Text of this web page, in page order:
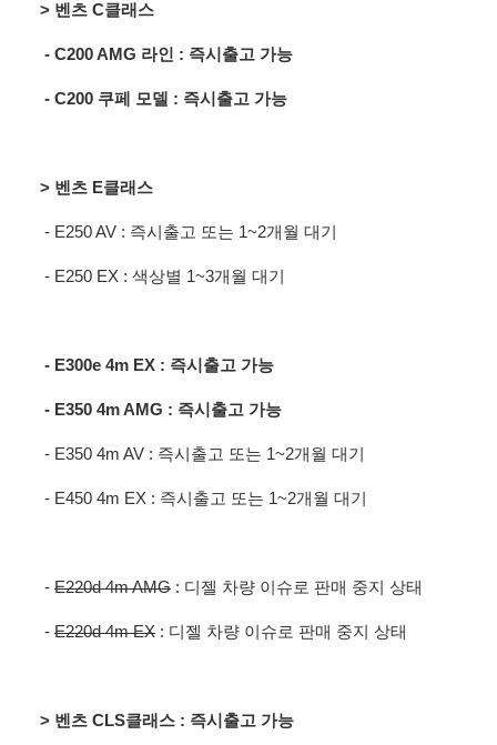
> 벤츠 C클래스
- C200 AMG 라인 : 즉시출고 가능
- C200 쿠페 모델 : 즉시출고 가능
> 벤츠 E클래스
- E250 AV : 즉시출고 또는 1~2개월 대기
- E250 EX : 색상별 1~3개월 대기
- E300e 4m EX : 즉시출고 가능
- E350 4m AMG : 즉시출고 가능
- E350 4m AV : 즉시출고 또는 1~2개월 대기
- E450 4m EX : 즉시출고 또는 1~2개월 대기
-E220d 4m AMG : 디젤 차량 이슈로 판매 중지 상태
- E220d 4m EX : 디젤 차량 이슈로 판매 중지 상태
> 벤츠 CLS클래스 : 즉시출고 가능